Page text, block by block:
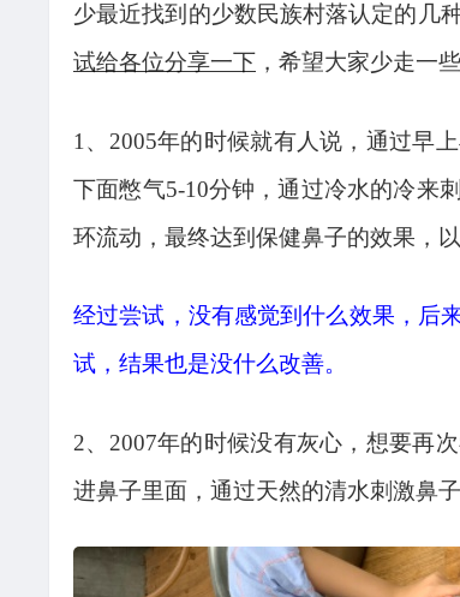
少最近找到的少数民族村落认定的几
试给各位分享一下 ，希望大家少走一
1、2005年的时候就有人说，通过早
下面憋气5-10分钟，通过冷水的冷来
环流动，最终达到保健鼻子的效果，
经过尝试，没有感觉到什么效果，后
试，结果也是没什么改善。
2、2007年的时候没有灰心，想要再
进鼻子里面，通过天然的清水刺激鼻